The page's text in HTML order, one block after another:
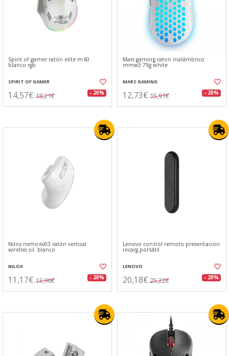
Spirit of gamer ratón elite m60
blanco rgb
SPIRIT OF GAMER
14,57€ 18,21€ - 20%
Mars gaming raton inalámbrico
mmw3 79g white
MARS GAMING
12,73€ 15,91€ - 20%
Nilox nxmoev03 ratón vertical
wirelles sil. blanco
NILOX
11,17€ 13,96€ - 20%
Lenovo control remoto presentación
recarg.portátil
LENOVO
20,18€ 25,22€ - 20%